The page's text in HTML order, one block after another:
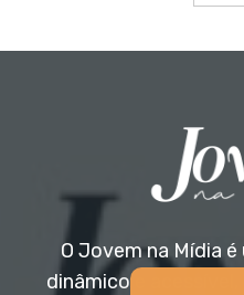
O Jovem na Mídia
dinâmico e